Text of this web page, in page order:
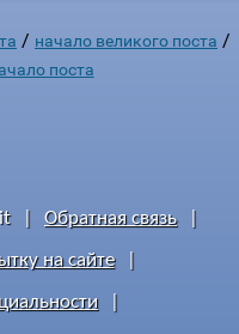
/ начало великого поста /
поста
Обратная связь
на сайте